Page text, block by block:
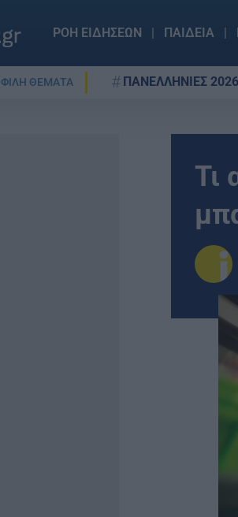
ΡΟΗ ΕΙΔΗΣΕΩΝ ΠΑΙΔΕΙΑ
ΘΕΜΑΤΑ ΠΑΝΕΛΛΗΝΙΕΣ 2026
Τι